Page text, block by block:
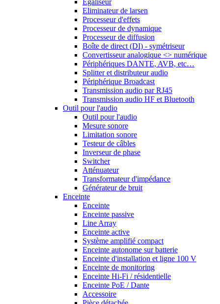
Egaliseur
Eliminateur de larsen
Processeur d'effets
Processeur de dynamique
Processeur de diffusion
Boîte de direct (DI) - symétriseur
Convertisseur analogique <> numérique
Périphériques DANTE, AVB, etc…
Splitter et distributeur audio
Périphérique Broadcast
Transmission audio par RJ45
Transmission audio HF et Bluetooth
Outil pour l'audio
Outil pour l'audio
Mesure sonore
Limitation sonore
Testeur de câbles
Inverseur de phase
Switcher
Atténuateur
Transformateur d'impédance
Générateur de bruit
Enceinte
Enceinte
Enceinte passive
Line Array
Enceinte active
Système amplifié compact
Enceinte autonome sur batterie
Enceinte d'installation et ligne 100 V
Enceinte de monitoring
Enceinte Hi-Fi / résidentielle
Enceinte PoE / Dante
Accessoire